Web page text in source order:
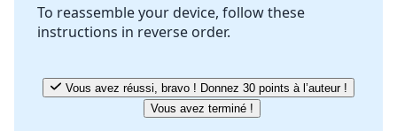
To reassemble your device, follow these
instructions in reverse order.
Vous avez réussi, bravo ! Donnez 30 points à l’auteur !
Vous avez terminé !